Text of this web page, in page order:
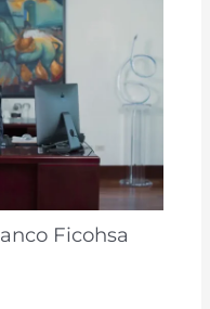
Ficohsa